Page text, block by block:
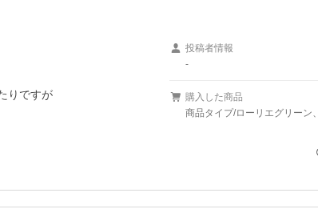
りですが
投稿者情報
-
購入した商品
商品タイプ/ローリエグリーン